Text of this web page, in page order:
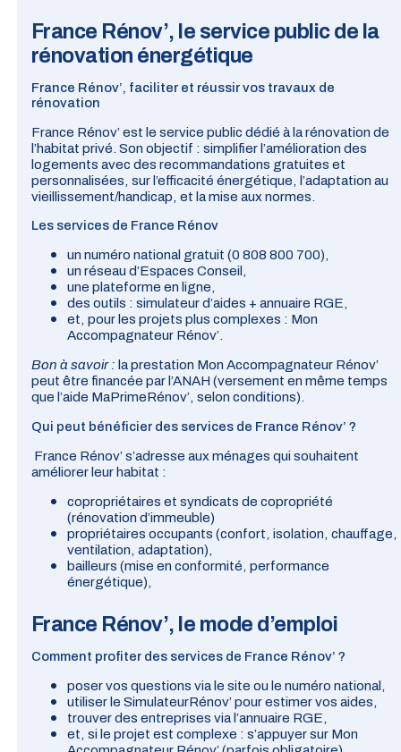
France Rénov’, le service public de la
rénovation énergétique
France Rénov’, faciliter et réussir vos travaux de
rénovation
France Rénov’ est le service public dédié à la rénovation de
l’habitat privé. Son objectif : simplifier l’amélioration des
logements avec des recommandations gratuites et
personnalisées, sur l’efficacité énergétique, l’adaptation au
vieillissement/handicap, et la mise aux normes.
Les services de France Rénov
un numéro national gratuit (0 808 800 700),
un réseau d’Espaces Conseil,
une plateforme en ligne,
des outils : simulateur d’aides + annuaire RGE,
et, pour les projets plus complexes : Mon
Accompagnateur Rénov’.
Bon à savoir :la prestation Mon Accompagnateur Rénov’
peut être financée par l’ANAH (versement en même temps
que l’aide MaPrimeRénov’, selon conditions).
Qui peut bénéficier des services de France Rénov’ ?
France Rénov’ s’adresse aux ménages qui souhaitent
améliorer leur habitat :
copropriétaires et syndicats de copropriété
(rénovation d’immeuble)
propriétaires occupants (confort, isolation, chauffage,
ventilation, adaptation),
bailleurs (mise en conformité, performance
énergétique),
France Rénov’, le mode d’emploi
Comment profiter des services de France Rénov’ ?
poser vos questions via le site ou le numéro national,
utiliser leSimulateurRénov’pour estimer vos aides,
trouver des entreprises via l’annuaire RGE,
et, si le projet est complexe : s’appuyer surMon